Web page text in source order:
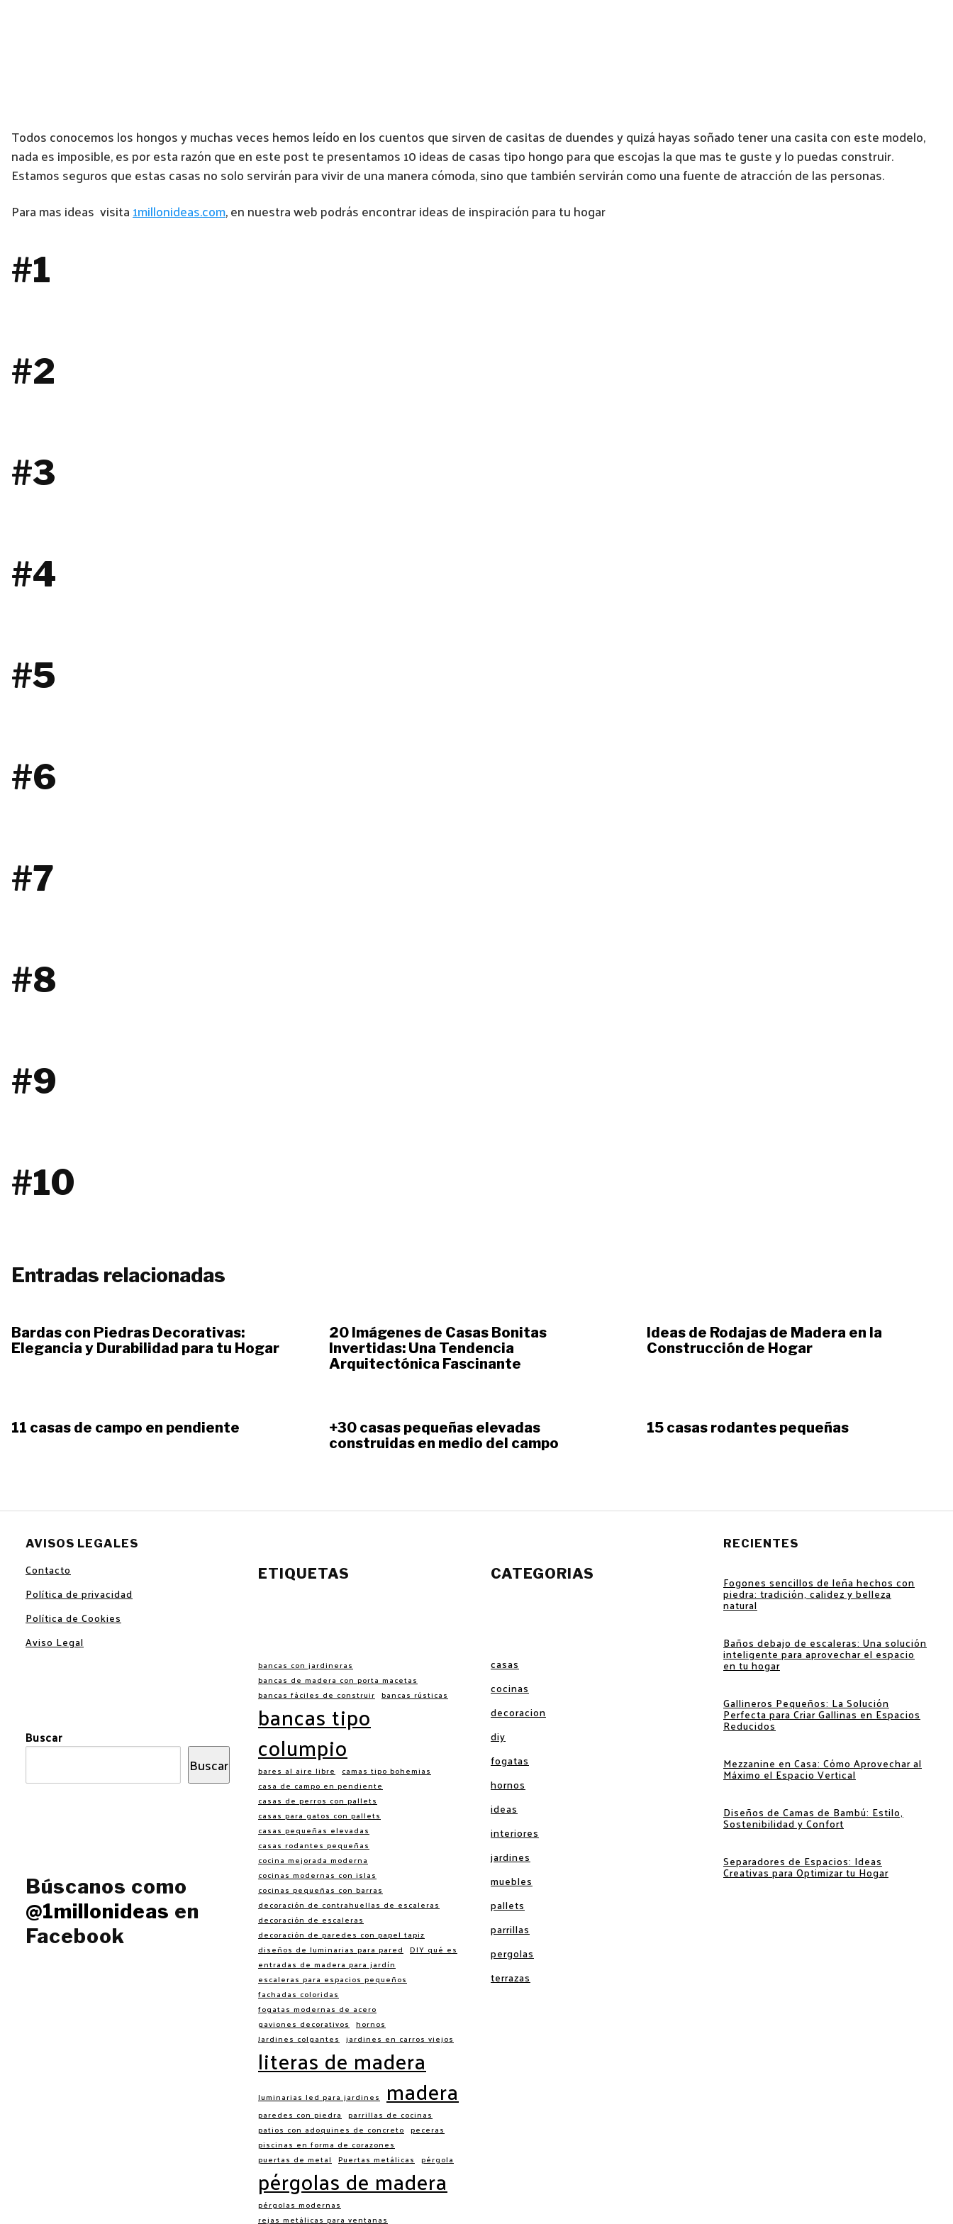
Todos conocemos los hongos y muchas veces hemos leído en los cuentos que sirven de casitas de duendes y quizá hayas soñado tener una casita con este modelo,
nada es imposible, es por esta razón que en este post te presentamos 10 ideas de casas tipo hongo para que escojas la que mas te guste y lo puedas construir.
Estamos seguros que estas casas no solo servirán para vivir de una manera cómoda, sino que también servirán como una fuente de atracción de las personas.
Para mas ideas visita1millonideas.com, en nuestra web podrás encontrar ideas de inspiración para tu hogar
#1
#2
#3
#4
#5
#6
#7
#8
#9
#10
Entradas relacionadas
Bardas con Piedras Decorativas:
Elegancia y Durabilidad para tu Hogar
20 Imágenes de Casas Bonitas
Invertidas: Una Tendencia
Arquitectónica Fascinante
Ideas de Rodajas de Madera en la
Construcción de Hogar
11 casas de campo en pendiente
+30 casas pequeñas elevadas
construidas en medio del campo
15 casas rodantes pequeñas
AVISOS LEGALES
Contacto
Política de privacidad
Política de Cookies
Aviso Legal
Buscar
Buscar
Búscanos como
@1millonideas en
Facebook
ETIQUETAS
bancas con jardineras
bancas de madera con porta macetas
bancas fáciles de construir bancas rústicas
bancas tipo
columpio
bares al aire libre
camas tipo bohemias
casa de campo en pendiente
casas de perros con pallets
casas para gatos con pallets
casas pequeñas elevadas
casas rodantes pequeñas
cocina mejorada moderna
cocinas modernas con islas
cocinas pequeñas con barras
decoración de contrahuellas de escaleras
decoración de escaleras
decoración de paredes con papel tapiz
diseños de luminarias para pared DIY qué es
entradas de madera para jardín
escaleras para espacios pequeños
fachadas coloridas
fogatas modernas de acero
gaviones decorativos hornos
Jardines colgantes jardines en carros viejos
literas de madera
luminarias led para jardines madera
paredes con piedra parrillas de cocinas
patios con adoquines de concreto peceras
piscinas en forma de corazones
puertas de metal Puertas metálicas pérgola
pérgolas de madera
pérgolas modernas
rejas metálicas para ventanas
CATEGORIAS
casas
cocinas
decoracion
diy
fogatas
hornos
ideas
interiores
jardines
muebles
pallets
parrillas
pergolas
terrazas
RECIENTES
Fogones sencillos de leña hechos con
piedra: tradición, calidez y belleza
natural
Baños debajo de escaleras: Una solución
inteligente para aprovechar el espacio
en tu hogar
Gallineros Pequeños: La Solución
Perfecta para Criar Gallinas en Espacios
Reducidos
Mezzanine en Casa: Cómo Aprovechar al
Máximo el Espacio Vertical
Diseños de Camas de Bambú: Estilo,
Sostenibilidad y Confort
Separadores de Espacios: Ideas
Creativas para Optimizar tu Hogar